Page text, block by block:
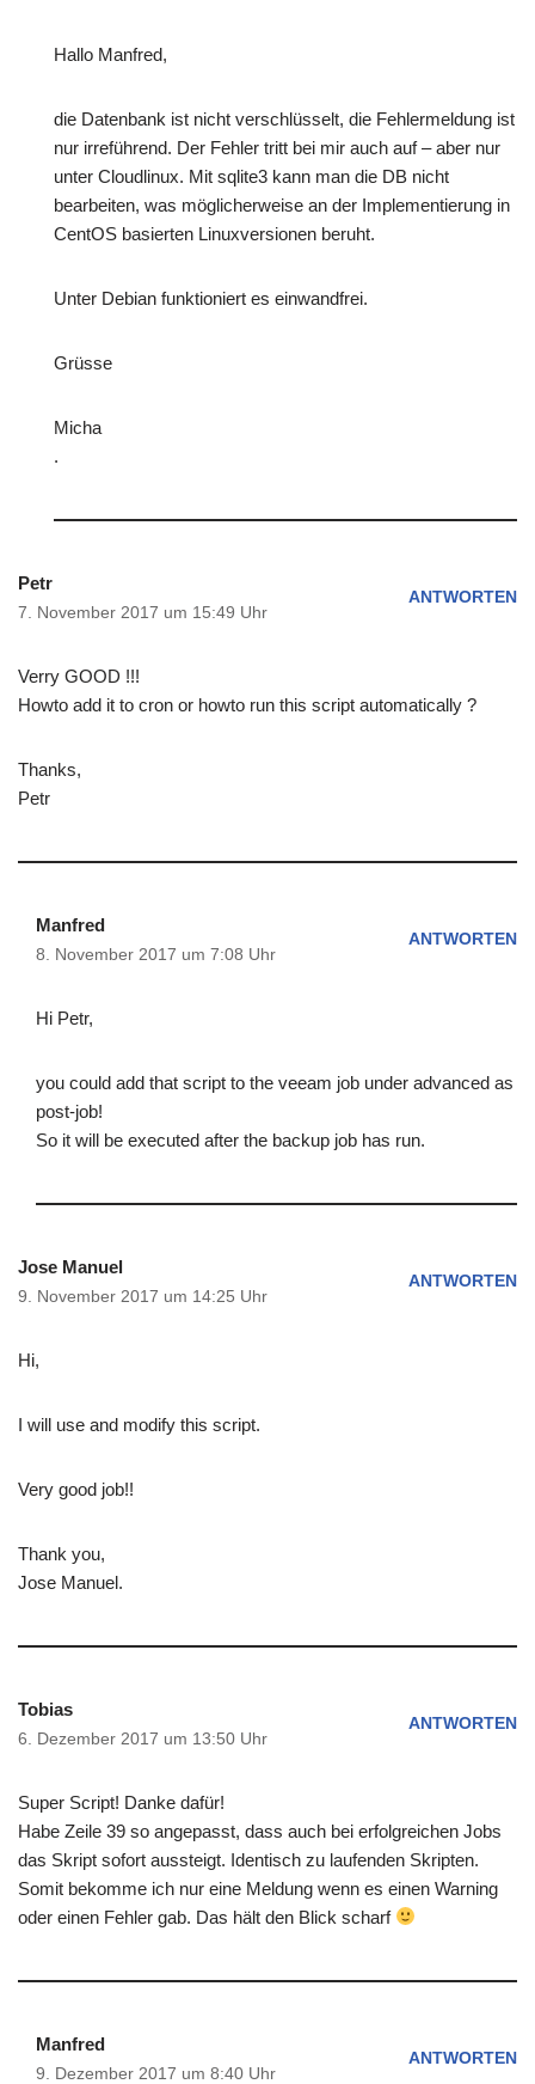
Hallo Manfred,
die Datenbank ist nicht verschlüsselt, die Fehlermeldung ist
nur irreführend. Der Fehler tritt bei mir auch auf – aber nur
unter Cloudlinux. Mit sqlite3 kann man die DB nicht
bearbeiten, was möglicherweise an der Implementierung in
CentOS basierten Linuxversionen beruht.
Unter Debian funktioniert es einwandfrei.
Grüsse
Micha
.
Petr
7. November 2017 um 15:49 Uhr
ANTWORTEN
Verry GOOD !!!
Howto add it to cron or howto run this script automatically ?
Thanks,
Petr
Manfred
8. November 2017 um 7:08 Uhr
ANTWORTEN
Hi Petr,
you could add that script to the veeam job under advanced as
post-job!
So it will be executed after the backup job has run.
Jose Manuel
9. November 2017 um 14:25 Uhr
ANTWORTEN
Hi,
I will use and modify this script.
Very good job!!
Thank you,
Jose Manuel.
Tobias
6. Dezember 2017 um 13:50 Uhr
ANTWORTEN
Super Script! Danke dafür!
Habe Zeile 39 so angepasst, dass auch bei erfolgreichen Jobs
das Skript sofort aussteigt. Identisch zu laufenden Skripten.
Somit bekomme ich nur eine Meldung wenn es einen Warning
oder einen Fehler gab. Das hält den Blick scharf
Manfred
9. Dezember 2017 um 8:40 Uhr
ANTWORTEN